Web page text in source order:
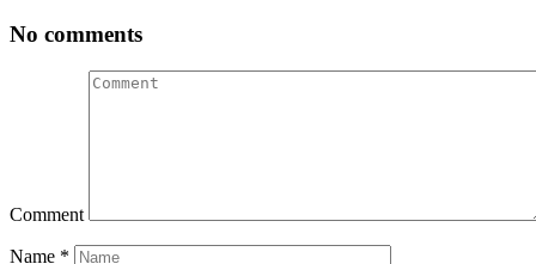
No comments
Comment
Name *